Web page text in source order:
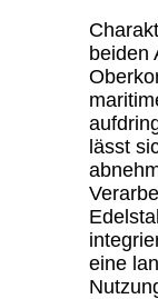
beiden
lässt
eine